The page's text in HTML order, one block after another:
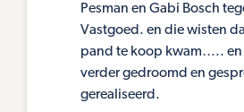
Pesman en Gabi Bosch
Vastgoed. en die wisten
pand te koop kwam….. en
verder gedroomd en
gerealiseerd.